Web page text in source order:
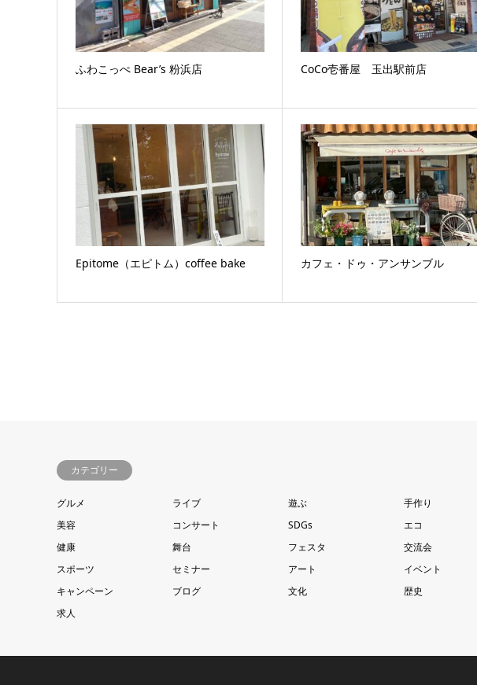
ふわこっぺ Bear’s 粉浜店 CoCo壱番屋 玉出駅前店
Epitome（エピトム）coffee bake カフェ・ドゥ・アンサンブル
カテゴリー
グルメ ライブ 遊ぶ
手作り
美容
コンサート SDGs
エコ
健康
舞台 フェスタ
交流会
スポーツ
セミナー アート
イベント
キャンペーン
ブログ 文化
歴史
求人